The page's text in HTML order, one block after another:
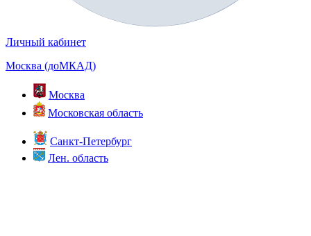
Личный кабинет
Москва (доМКАД)
Москва
Московская область
Санкт-Петербург
Лен. область